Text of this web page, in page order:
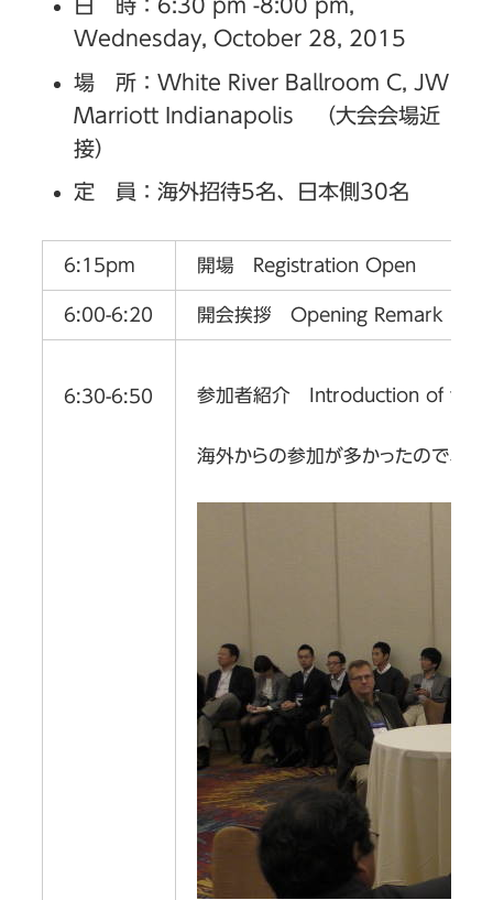
日 時：6:30 pm -8:00 pm,
Wednesday, October 28, 2015
場 所：White River Ballroom C, JW
Marriott Indianapolis （大会会場近
接）
定 員：海外招待5名、日本側30名
6:15pm 開場 Registration Open
6:00-6:20 開会挨拶 Opening Remark
6:30-6:50 参加者紹介 Introduction of the
海外からの参加が多かったので、